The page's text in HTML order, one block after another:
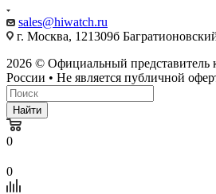
sales@hiwatch.ru
г. Москва, 121309б
2026 © Официальный
России • Не является публичной
Найти
0
0